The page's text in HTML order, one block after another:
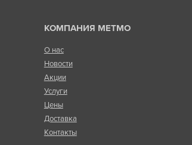
КОМПАНИЯ МЕТМО
О нас
Новости
Акции
Услуги
Цены
Доставка
Контакты